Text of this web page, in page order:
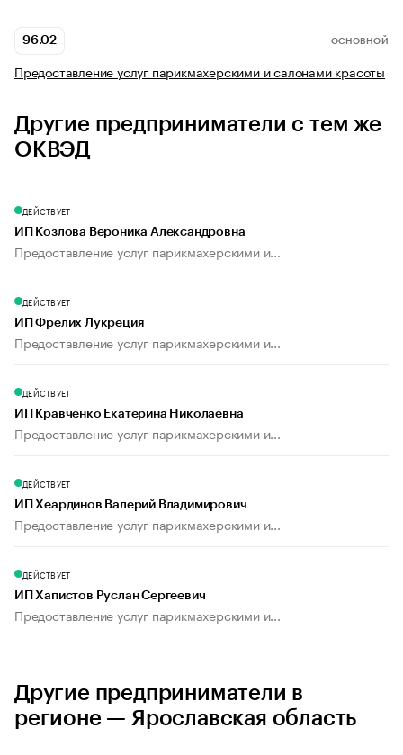
96.02 ОСНОВНОЙ
Предоставление услуг парикмахерскими и салонами красоты
Другие предприниматели с тем же
ОКВЭД
ДЕЙСТВУЕТ
ИП Козлова Вероника Александровна
Предоставление услуг парикмахерскими и...
ДЕЙСТВУЕТ
ИП Фрелих Лукреция
Предоставление услуг парикмахерскими и...
ДЕЙСТВУЕТ
ИП Кравченко Екатерина Николаевна
Предоставление услуг парикмахерскими и...
ДЕЙСТВУЕТ
ИП Хеардинов Валерий Владимирович
Предоставление услуг парикмахерскими и...
ДЕЙСТВУЕТ
ИП Хапистов Руслан Сергеевич
Предоставление услуг парикмахерскими и...
Другие предприниматели в
регионе — Ярославская область